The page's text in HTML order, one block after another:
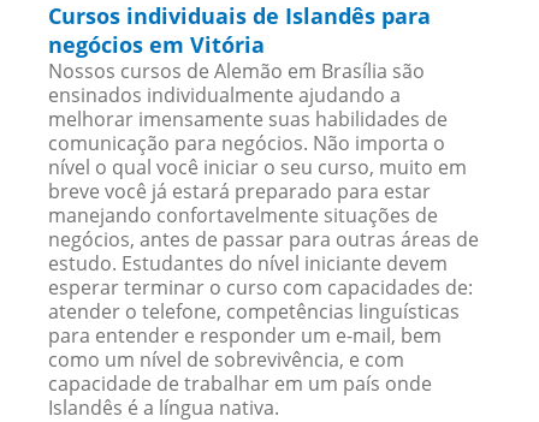
Cursos individuais de Islandês para
negócios em Vitória
Nossos cursos de Alemão em Brasília são
ensinados individualmente ajudando a
melhorar imensamente suas habilidades de
comunicação para negócios. Não importa o
nível o qual você iniciar o seu curso, muito em
breve você já estará preparado para estar
manejando confortavelmente situações de
negócios, antes de passar para outras áreas de
estudo. Estudantes do nível iniciante devem
esperar terminar o curso com capacidades de:
atender o telefone, competências linguísticas
para entender e responder um e-mail, bem
como um nível de sobrevivência, e com
capacidade de trabalhar em um país onde
Islandês é a língua nativa.